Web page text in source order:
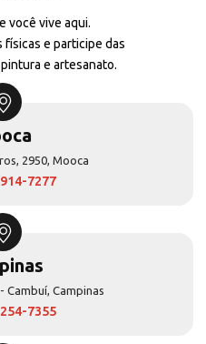
você vive aqui.
físicas e participe das
e artesanato.
2950, Mooca
7277
Cambuí, Campinas
7355